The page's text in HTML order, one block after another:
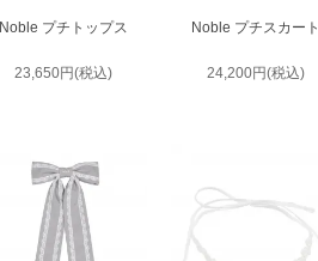
Noble プチトップス
23,650円(税込)
Noble プチスカート
24,200円(税込)